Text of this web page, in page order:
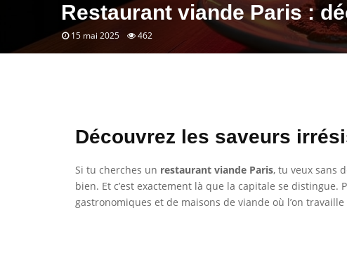
Restaurant viande Paris :
15 mai 2025 462
Découvrez les saveurs
Si tu cherches un restaurant viande Paris, tu veux sans
bien. Et c’est exactement là que la capitale se
gastronomiques et de maisons de viande où l’on